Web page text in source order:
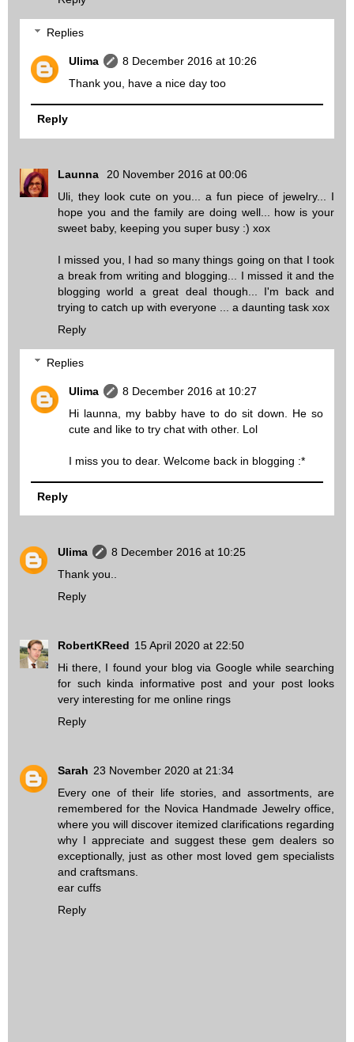
Replies
Ulima
8 December 2016 at 10:26
Thank you, have a nice day too
Reply
Launna
20 November 2016 at 00:06
Uli, they look cute on you... a fun piece of jewelry... I
hope you and the family are doing well... how is your
sweet baby, keeping you super busy :) xox
I missed you, I had so many things going on that I took
a break from writing and blogging... I missed it and the
blogging world a great deal though... I'm back and
trying to catch up with everyone ... a daunting task xox
Reply
Replies
Ulima
8 December 2016 at 10:27
Hi launna, my babby have to do sit down. He so
cute and like to try chat with other. Lol
I miss you to dear. Welcome back in blogging :*
Reply
Ulima
8 December 2016 at 10:25
Thank you..
Reply
RobertKReed 15 April 2020 at 22:50
Hi there, I found your blog via Google while searching
for such kinda informative post and your post looks
very interesting for me online rings
Reply
Sarah 23 November 2020 at 21:34
Every one of their life stories, and assortments, are
remembered for the Novica Handmade Jewelry office,
where you will discover itemized clarifications regarding
why I appreciate and suggest these gem dealers so
exceptionally, just as other most loved gem specialists
and craftsmans.
ear cuffs
Reply